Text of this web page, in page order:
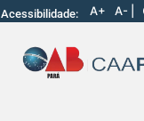
Acessibilidade: A+ A- |